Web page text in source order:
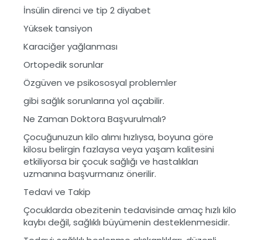
İnsülin direnci ve tip 2 diyabet
Yüksek tansiyon
Karaciğer yağlanması
Ortopedik sorunlar
Özgüven ve psikososyal problemler
gibi sağlık sorunlarına yol açabilir.
Ne Zaman Doktora Başvurulmalı?
Çocuğunuzun kilo alımı hızlıysa, boyuna göre
kilosu belirgin fazlaysa veya yaşam kalitesini
etkiliyorsa bir çocuk sağlığı ve hastalıkları
uzmanına başvurmanız önerilir.
Tedavi ve Takip
Çocuklarda obezitenin tedavisinde amaç hızlı kilo
kaybı değil, sağlıklı büyümenin desteklenmesidir.